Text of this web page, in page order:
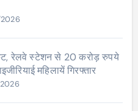
रेलवे स्टेशन से 20 करोड़ रुपये
महिलायें गिरफ्तार